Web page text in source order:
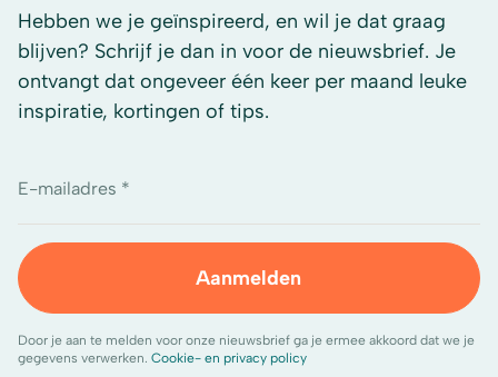
Hebben we je geïnspireerd, en wil je dat graag
blijven? Schrijf je dan in voor de nieuwsbrief. Je
ontvangt dat ongeveer één keer per maand leuke
inspiratie, kortingen of tips.
E-mailadres *
Aanmelden
Door je aan te melden voor onze nieuwsbrief ga je ermee akkoord dat we je
gegevens verwerken. Cookie- en privacy policy